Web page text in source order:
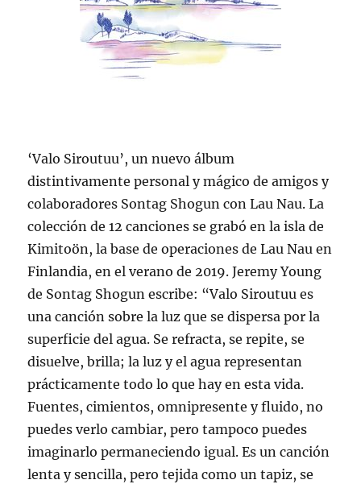
‘Valo Siroutuu’, un nuevo álbum
distintivamente personal y mágico de amigos y
colaboradores Sontag Shogun con Lau Nau. La
colección de 12 canciones se grabó en la isla de
Kimitoön, la base de operaciones de Lau Nau en
Finlandia, en el verano de 2019. Jeremy Young
de Sontag Shogun escribe: “Valo Siroutuu es
una canción sobre la luz que se dispersa por la
superficie del agua. Se refracta, se repite, se
disuelve, brilla; la luz y el agua representan
prácticamente todo lo que hay en esta vida.
Fuentes, cimientos, omnipresente y fluido, no
puedes verlo cambiar, pero tampoco puedes
imaginarlo permaneciendo igual. Es un canción
lenta y sencilla, pero tejida como un tapiz, se